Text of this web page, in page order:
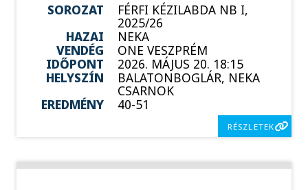
SOROZAT FÉRFI KÉZILABDA NB I,
2025/26
HAZAI
NEKA
VENDÉG
ONE VESZPRÉM
IDŐPONT
2026. MÁJUS 20. 18:15
HELYSZÍN
BALATONBOGLÁR, NEKA
CSARNOK
EREDMÉNY
40-51
RÉSZLETEK